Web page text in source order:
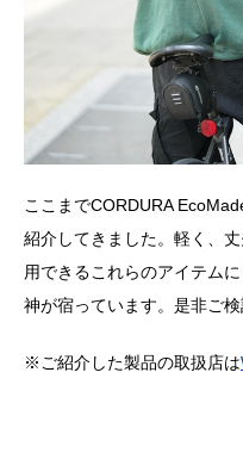
ここまでCORDURA
紹介してきました。軽く、
用できるこれらのアイテム
神が宿っています。是非ご検
※ご紹介した製品の取扱店は